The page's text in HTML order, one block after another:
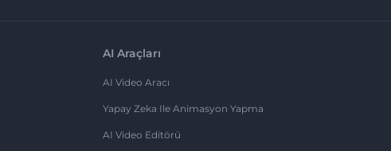
AI Araçları
AI Video Aracı
Yapay Zeka Ile Animasyon Yapma
AI Video Editörü